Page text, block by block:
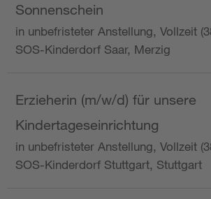
Sonnenschein
in unbefristeter Anstellung, Vollzeit
SOS-Kinderdorf Saar, Merzig
Erzieherin (m/w/d) für unsere
Kindertageseinrichtung
in unbefristeter Anstellung, Vollzeit
SOS-Kinderdorf Stuttgart, Stuttgart